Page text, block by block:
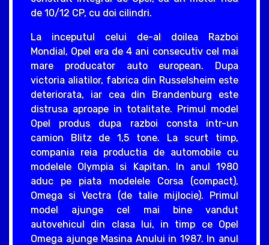
de 10/12 CP, cu doi cilindri.
La inceputul celui de-al doilea Razboi
Mondial, Opel era de 4 ani consecutiv cel mai
mare producator auto european. Dupa
victoria aliatilor, fabrica din Russelsheim este
deteriorata, iar cea din Brandenburg este
distrusa aproape in totalitate. Primul model
Opel produs dupa razboi consta intr-un
camion Blitz de 1,5 tone. La scurt timp,
compania reia productia de automobile cu
modelele Olympia si Kapitan. In anul 1980
aduc pe piata modelele Corsa (compact),
Omega si Vectra (de talie mijlocie). Primul
model ajunge cel mai bine vandut
autovehicul din clasa lui, in timp ce Opel
Omega ajunge Masina Anului in 1987. In anul